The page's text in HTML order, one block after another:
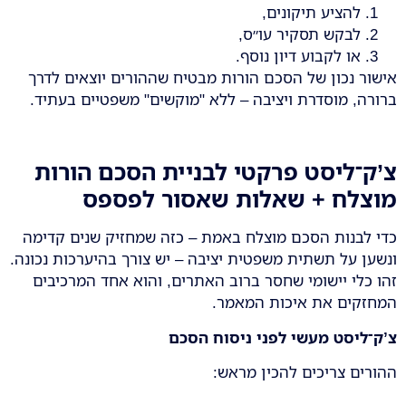
להציע תיקונים,
לבקש תסקיר עו״ס,
או לקבוע דיון נוסף.
אישור נכון של הסכם הורות מבטיח שההורים יוצאים לדרך
ברורה, מוסדרת ויציבה – ללא "מוקשים" משפטיים בעתיד.
צ’ק־ליסט פרקטי לבניית הסכם הורות
מוצלח + שאלות שאסור לפספס
כדי לבנות הסכם מוצלח באמת – כזה שמחזיק שנים קדימה
ונשען על תשתית משפטית יציבה – יש צורך בהיערכות נכונה.
זהו כלי יישומי שחסר ברוב האתרים, והוא אחד המרכיבים
המחזקים את איכות המאמר.
צ’ק־ליסט מעשי לפני ניסוח הסכם
ההורים צריכים להכין מראש: